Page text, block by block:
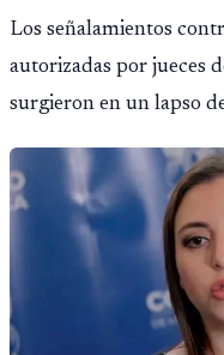
Los señalamientos
autorizadas por jueces
surgieron en un lapso